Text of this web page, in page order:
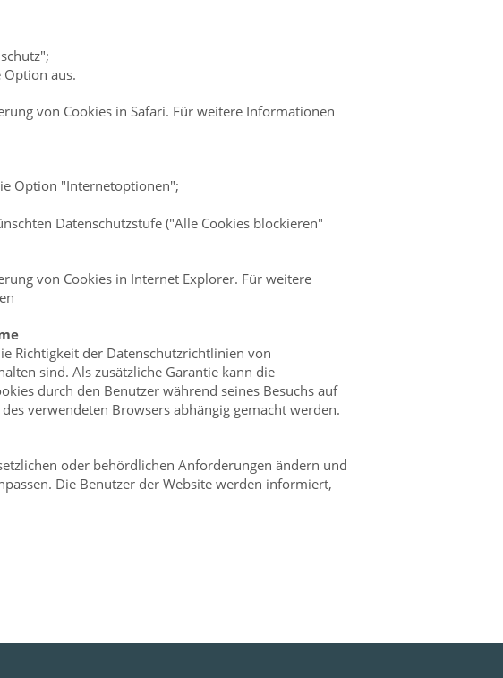
Option aus.
von Cookies in Safari. Für weitere Informationen
Option "Internetoptionen";
Datenschutzstufe ("Alle Cookies blockieren"
von Cookies in Internet Explorer. Für weitere
Richtigkeit der Datenschutzrichtlinien von
sind. Als zusätzliche Garantie kann die
durch den Benutzer während seines Besuchs auf
verwendeten Browsers abhängig gemacht werden.
oder behördlichen Anforderungen ändern und
Die Benutzer der Website werden informiert,